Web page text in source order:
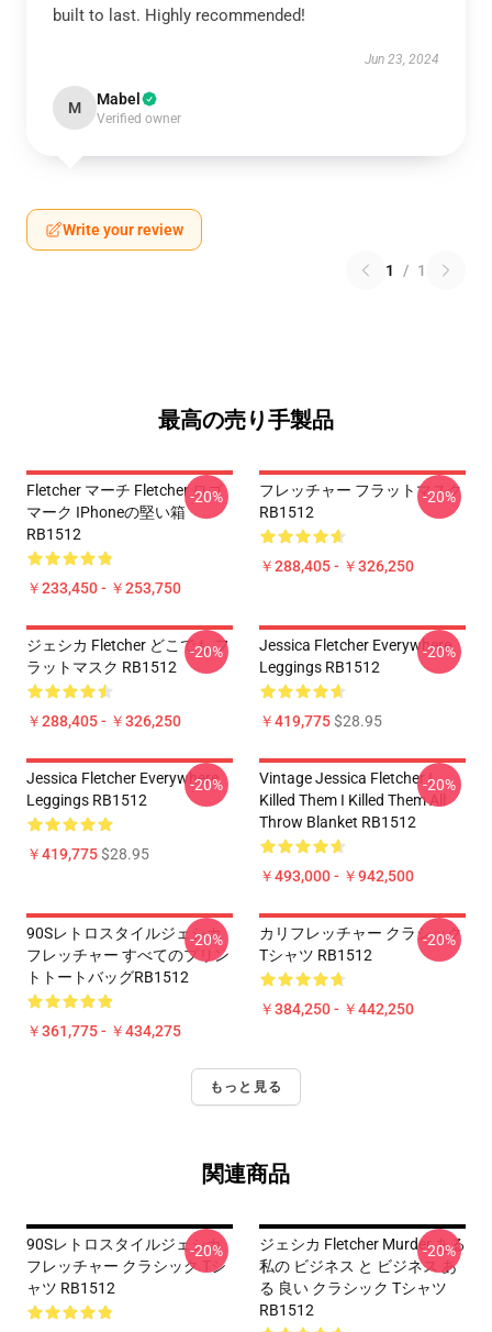
built to last. Highly recommended!
Jun 23, 2024
M Mabel
Verified owner
Write your review
1 / 1
最高の売り手製品
Fletcher マーチ Fletcher ロゴ
マーク IPhoneの堅い箱
RB1512
￥233,450 - ￥253,750
-20%
フレッチャー フラットマスク
RB1512
￥288,405 - ￥326,250
-20%
ジェシカ Fletcher どこでも フ
ラットマスク RB1512
￥288,405 - ￥326,250
-20%
Jessica Fletcher Everywhere
Leggings RB1512
￥419,775$28.95
-20%
Jessica Fletcher Everywhere
Leggings RB1512
￥419,775$28.95
-20%
Vintage Jessica Fletcher I
Killed Them I Killed Them All
Throw Blanket RB1512
￥493,000 - ￥942,500
-20%
90Sレトロスタイルジェシカ
フレッチャー すべてのプリン
トトートバッグRB1512
￥361,775 - ￥434,275
-20%
カリフレッチャー クラシック
Tシャツ RB1512
￥384,250 - ￥442,250
-20%
もっと見る
関連商品
90Sレトロスタイルジェシカ
フレッチャー クラシック Tシ
ャツ RB1512
-20%
ジェシカ Fletcher Murder ある
私の ビジネス と ビジネス あ
る 良い クラシック Tシャツ
RB1512
-20%